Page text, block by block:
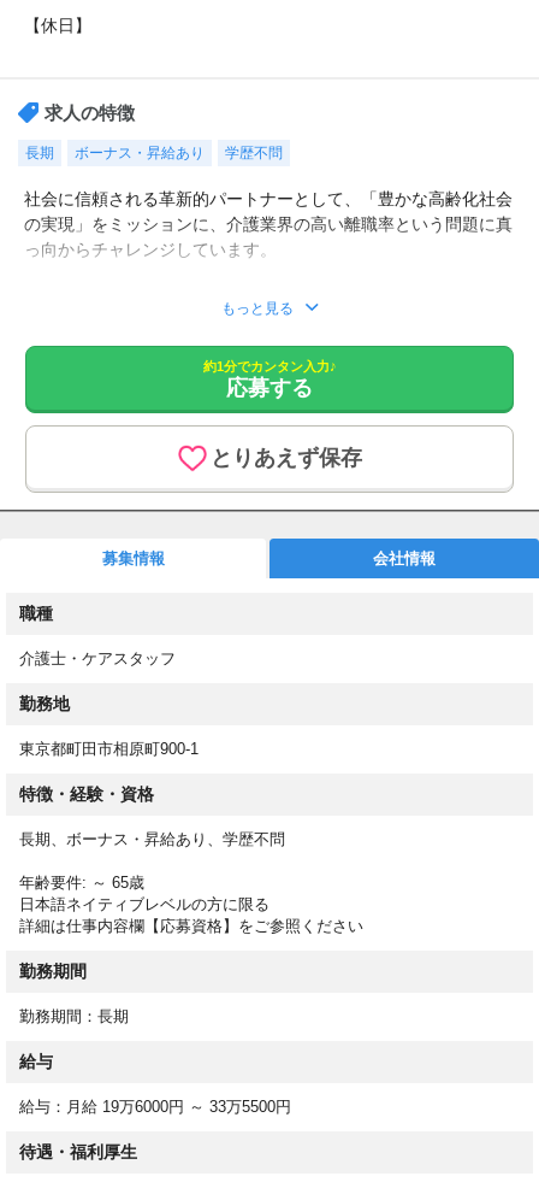
【休日】
求人の特徴
長期 ボーナス・昇給あり 学歴不問
社会に信頼される革新的パートナーとして、「豊かな高齢化社会
の実現」をミッションに、介護業界の高い離職率という問題に真
っ向からチャレンジしています。
■お一人お一人のご希望の条件を、専任の担当がじっくり伺っ
■職場の雰囲気など、詳細な情報もご紹介。
■面接対策や、履歴の添削など、転職活動を全面的にサポート！
■非公開の特別求人もございます。
■LINEでの転職相談も行っております。
介護付有料＜2012年11月OPEN＞でのお仕事です
保有資格によって内容が異なることもあり
と呼ぶのが一般的です。
く、100人いれば、100通りの生活があることを念頭に、好きな
のライフスタイルや価値観、人生観などの要望を実現させること
具体的には、ご入居者様の生活プラン（ケアプラン）の立案・実
施。身体的な介助や身の回りの手伝い、アクティビティや行事の
す。
【応募資格】
介護福祉士 実務者研修（ヘルパー1級） 初任者研修（ヘルパー2
級）の資格をお持ちの方
※応募の際に、保有資格をご記載いただくと、選考がスムーズで
もっと見る
とりあえず保存
約1分でカンタン入力♪
応募する
募集情報 会社情報
職種
介護士・ケアスタッフ
勤務地
東京都町田市相原町900-1
特徴・経験・資格
長期、ボーナス・昇給あり、学歴不問
年齢要件: ～ 65歳
日本語ネイティブレベルの方に限る
詳細は仕事内容欄【応募資格】をご参照ください
勤務期間
勤務期間：長期
給与
給与：月給 19万6000円 ～ 33万5500円
待遇・福利厚生